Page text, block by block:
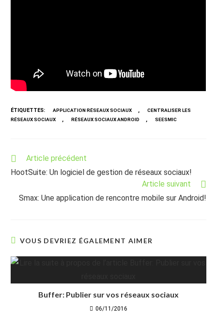
ÉTIQUETTES: APPLICATION RÉSEAUX SOCIAUX ,
CENTRALISER LES
RÉSEAUX SOCIAUX
, RÉSEAUX SOCIAUX ANDROID , SEESMIC
Read
articles
Article précédent
HootSuite: Un logiciel de gestion de réseaux sociaux!
Article suivant
Smax: Une application de rencontre mobile sur Android!
VOUS DEVRIEZ ÉGALEMENT AIMER
Buffer: Publier sur vos réseaux sociaux
06/11/2016